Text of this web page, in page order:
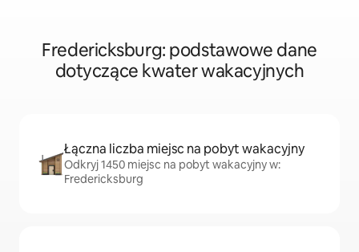
Fredericksburg: podstawowe dane
dotyczące kwater wakacyjnych
Łączna liczba miejsc na pobyt wakacyjny
Odkryj 1450 miejsc na pobyt wakacyjny w:
Fredericksburg